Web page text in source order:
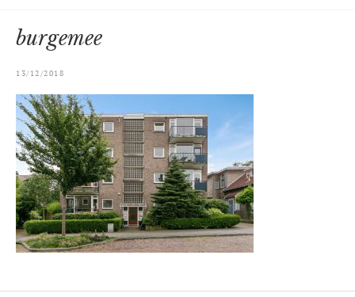
burgemee
13/12/2018